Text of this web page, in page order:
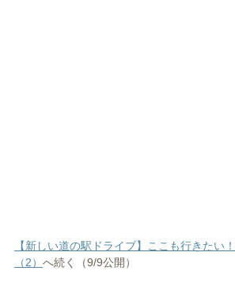
【新しい道の駅ドライブ】ここも行きたい
（2） へ続く（9/9公開）